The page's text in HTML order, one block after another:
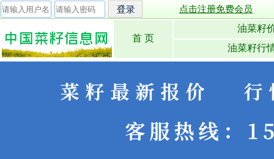
点击注册免费会员
首 页
油菜籽
油菜籽行